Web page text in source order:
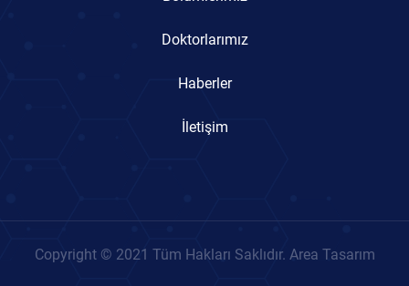
Doktorlarımız
Haberler
İletişim
Copyright © 2021 Tüm Hakları Saklıdır. Area Tasarım